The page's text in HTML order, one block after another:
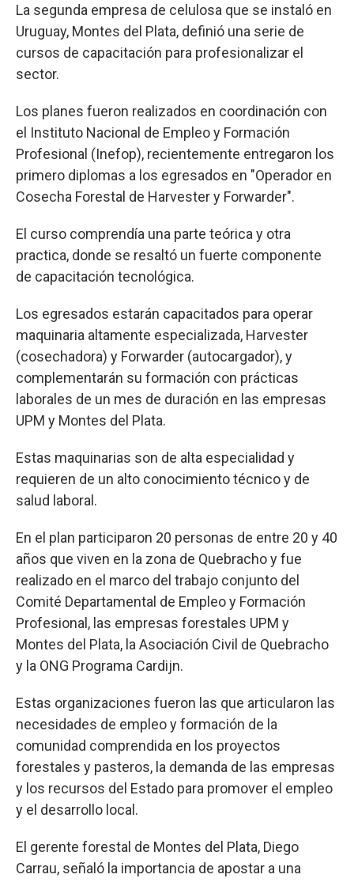
La segunda empresa de celulosa que se instaló en
Uruguay, Montes del Plata, definió una serie de
cursos de capacitación para profesionalizar el
sector.
Los planes fueron realizados en coordinación con
el Instituto Nacional de Empleo y Formación
Profesional (Inefop), recientemente entregaron los
primero diplomas a los egresados en "Operador en
Cosecha Forestal de Harvester y Forwarder".
El curso comprendía una parte teórica y otra
practica, donde se resaltó un fuerte componente
de capacitación tecnológica.
Los egresados estarán capacitados para operar
maquinaria altamente especializada, Harvester
(cosechadora) y Forwarder (autocargador), y
complementarán su formación con prácticas
laborales de un mes de duración en las empresas
UPM y Montes del Plata.
Estas maquinarias son de alta especialidad y
requieren de un alto conocimiento técnico y de
salud laboral.
En el plan participaron 20 personas de entre 20 y 40
años que viven en la zona de Quebracho y fue
realizado en el marco del trabajo conjunto del
Comité Departamental de Empleo y Formación
Profesional, las empresas forestales UPM y
Montes del Plata, la Asociación Civil de Quebracho
y la ONG Programa Cardijn.
Estas organizaciones fueron las que articularon las
necesidades de empleo y formación de la
comunidad comprendida en los proyectos
forestales y pasteros, la demanda de las empresas
y los recursos del Estado para promover el empleo
y el desarrollo local.
El gerente forestal de Montes del Plata, Diego
Carrau, señaló la importancia de apostar a una